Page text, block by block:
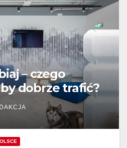
– czego
dobrze trafić?